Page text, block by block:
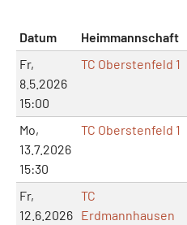
Datum Heimmannschaft
Fr,
8.5.2026
15:00
TC Oberstenfeld 1
Mo,
13.7.2026
15:30
TC Oberstenfeld 1
Fr,
12.6.2026
TC
Erdmannhausen